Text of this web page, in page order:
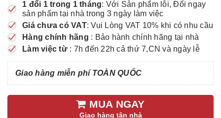
1 đổi 1 trong 1 tháng: Với Sản phẩm lỗi, Đổi ngay
sản phẩm tại nhà trong 3 ngày làm việc
Giá chưa có VAT: Vui Lòng VAT 10% khi có nhu cầu
Hàng chính hãng : Bảo hành chính hãng tại nhà
Làm việc từ : 7h đến 22h cả thứ 7,CN và ngày lễ
Giao hàng miễn phí TOÀN QUỐC
MUA NGAY
Giao hàng tận nhà